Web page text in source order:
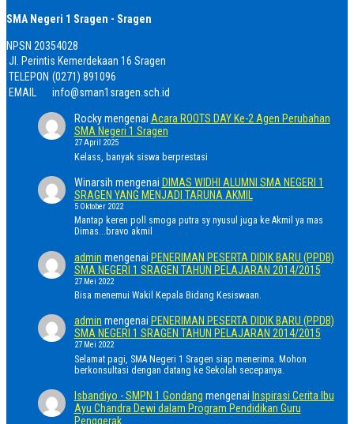
SMA Negeri 1 Sragen - Sragen
NPSN 20354028
Jl. Perintis Kemerdekaan 16 Sragen
TELEPON (0271) 891096
EMAIL
info@sman1sragen.sch.id
Rockymengenai Acara ROOTS DAY Ke-2 Agen Perubahan
SMA Negeri 1 Sragen
27 April 2025
Kelass, banyak siswa berprestasi
Winarsih mengenai DIMAS WIDHI ALUMNI SMA NEGERI 1
SRAGEN YANG MENJADI TARUNA AKMIL
5 Oktober 2022
Mantap keren poll smoga putra sy nyusul juga ke Akmil ya mas
Dimas...bravo akmil
admin mengenai PENERIMAN PESERTA DIDIK BARU (PPDB)
SMA NEGERI 1 SRAGEN TAHUN PELAJARAN 2014/2015
27 Mei 2022
Bisa menemui Wakil Kepala Bidang Kesiswaan.
admin mengenai PENERIMAN PESERTA DIDIK BARU (PPDB)
SMA NEGERI 1 SRAGEN TAHUN PELAJARAN 2014/2015
27 Mei 2022
Selamat pagi, SMA Negeri 1 Sragen siap menerima. Mohon
berkonsultasi dengan datang ke Sekolah secepanya.
Isbandiyo - SMPN 1 Gondang mengenai Inspirasi Cerita Ibu
Ayu Chandra Dewi dalam Program Pendidikan Guru
Penggerak